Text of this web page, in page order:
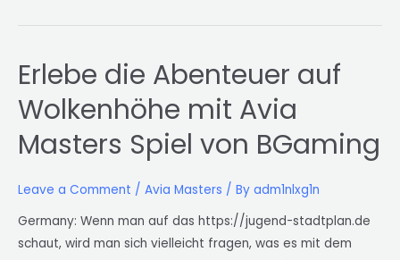
Erlebe die Abenteuer auf
Wolkenhöhe mit Avia
Masters Spiel von BGaming
Leave a Comment / Avia Masters / By adm1nlxg1n
Germany: Wenn man auf das https://jugend-stadtplan.de
schaut, wird man sich vielleicht fragen, was es mit dem